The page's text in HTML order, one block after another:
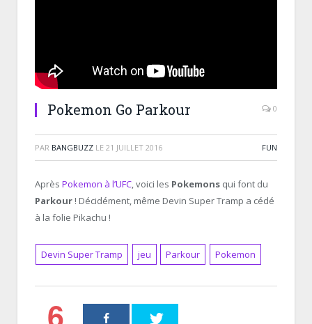
Pokemon Go Parkour 0
PAR BANGBUZZ LE 21 JUILLET 2016 FUN
Après Pokemon à l’UFC, voici les Pokemons qui font du
Parkour ! Décidément, même Devin Super Tramp a cédé
à la folie Pikachu !
Devin Super Tramp jeu Parkour Pokemon
6